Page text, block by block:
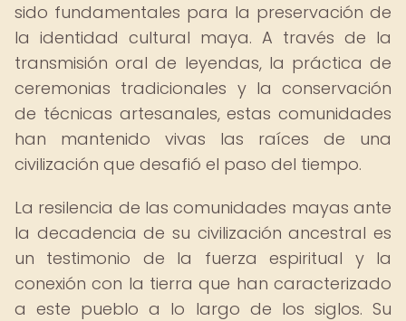
sido fundamentales para la preservación de
la identidad cultural maya. A través de la
transmisión oral de leyendas, la práctica de
ceremonias tradicionales y la conservación
de técnicas artesanales, estas comunidades
han mantenido vivas las raíces de una
civilización que desafió el paso del tiempo.
La resilencia de las comunidades mayas ante
la decadencia de su civilización ancestral es
un testimonio de la fuerza espiritual y la
conexión con la tierra que han caracterizado
a este pueblo a lo largo de los siglos. Su